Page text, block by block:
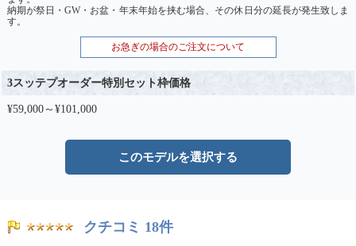
納期が祭日・GW・お盆・年末年始を挟む場合、その休日分の延長が発生致しま
す。
お急ぎの場合のご注文について
3スッテプオーダー特別セット枠価格
¥59,000～¥101,000
このモデルを選択する
クチコミ 18件